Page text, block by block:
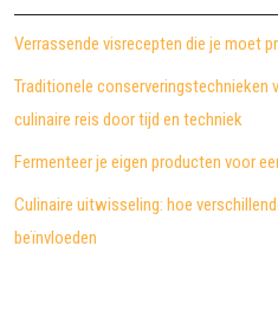
Verrassende visrecepten die je moet
Traditionele conserveringstechnieken
culinaire reis door tijd en techniek
Fermenteer je eigen producten voor
Culinaire uitwisseling: hoe
beïnvloeden